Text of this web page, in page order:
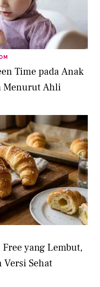
Time pada Anak
Menurut Ahli
Free yang Lembut,
Versi Sehat